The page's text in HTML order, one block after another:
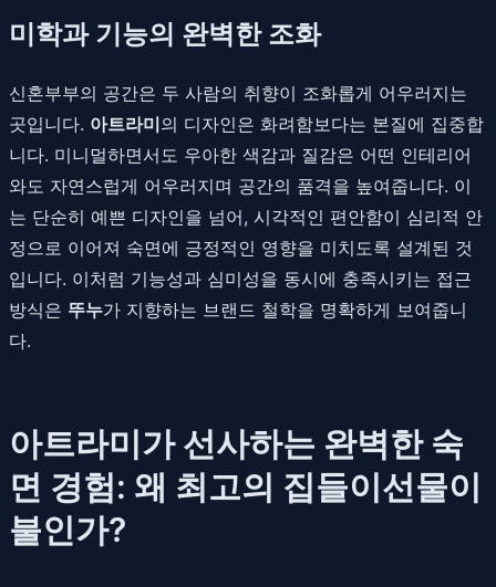
미학과 기능의 완벽한 조화
신혼부부의 공간은 두 사람의 취향이 조화롭게 어우러지는
곳입니다. 아트라미의 디자인은 화려함보다는 본질에 집중합
니다. 미니멀하면서도 우아한 색감과 질감은 어떤 인테리어
와도 자연스럽게 어우러지며 공간의 품격을 높여줍니다. 이
는 단순히 예쁜 디자인을 넘어, 시각적인 편안함이 심리적 안
정으로 이어져 숙면에 긍정적인 영향을 미치도록 설계된 것
입니다. 이처럼 기능성과 심미성을 동시에 충족시키는 접근
방식은 뚜누가 지향하는 브랜드 철학을 명확하게 보여줍니
다.
아트라미가 선사하는 완벽한 숙
면 경험: 왜 최고의 집들이선물이
불인가?